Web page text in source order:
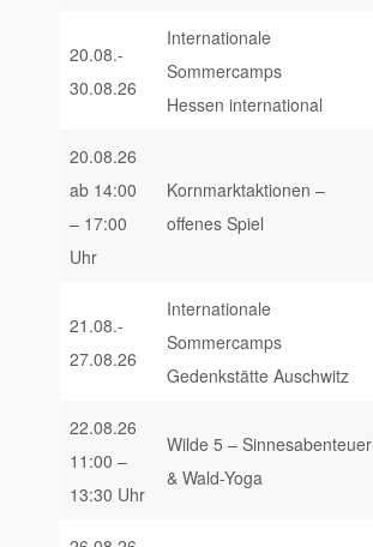
20.08.-
30.08.26
Internationale
Sommercamps
Hessen international
20.08.26
ab 14:00
– 17:00
Uhr
Kornmarktaktionen –
offenes Spiel
21.08.-
27.08.26
Internationale
Sommercamps
Gedenkstätte Auschwitz
22.08.26
11:00 –
13:30 Uhr
Wilde 5 – Sinnesabenteuer
& Wald-Yoga